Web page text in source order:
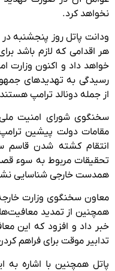
نخواهد کرد.
ودانت پاتل روز پنجشنبه
هر اقدامی که لازم باشد
خواهد داد و اکنون وزارت
رسیدگی به تهدیدهای
از جمله دونالد ترامپ
سخنگوی شورای امنیت ملی
مقامات دولت پیشین
انتقام کشته شدن قاسم
تحقیقات مربوط به سوء
همدست خارجی شناسایی
معاون سخنگوی وزارت
همچنین از تمدید
خبر داد و افزود که این
تدابیر موقت برای فراهم
پاتل همچنین با اشاره